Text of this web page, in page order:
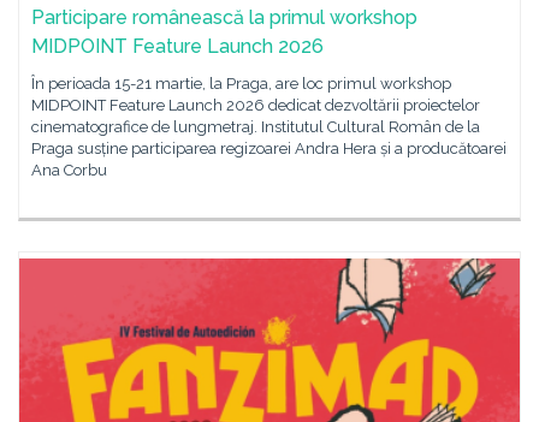
Participare românească la primul workshop
MIDPOINT Feature Launch 2026
În perioada 15-21 martie, la Praga, are loc primul workshop
MIDPOINT Feature Launch 2026 dedicat dezvoltării proiectelor
cinematografice de lungmetraj. Institutul Cultural Român de la
Praga susține participarea regizoarei Andra Hera și a producătoarei
Ana Corbu